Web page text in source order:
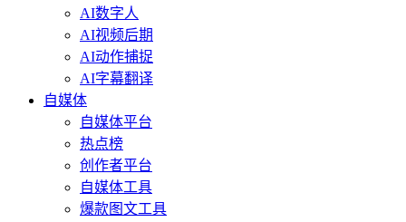
AI数字人
AI视频后期
AI动作捕捉
AI字幕翻译
自媒体
自媒体平台
热点榜
创作者平台
自媒体工具
爆款图文工具